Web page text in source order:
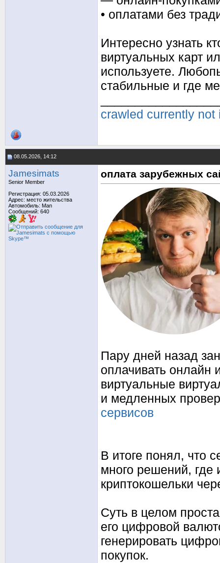
• оплатами без
Интересно узнать
виртуальных карт
используете.
стабильные и где
crawled currently not
08.05.2026, 14:12
Jamesimats
Senior Member
Регистрация: 05.03.2026
Адрес: место жительства
Автомобиль: Man
Сообщений: 640
оплата зарубежных
Пару дней назад
оплачивать онлайн
виртуальные
и медленных
сервисов
В итоге понял, что
много решений, где
криптокошельки
Суть в целом
его цифровой
генерировать
покупок.